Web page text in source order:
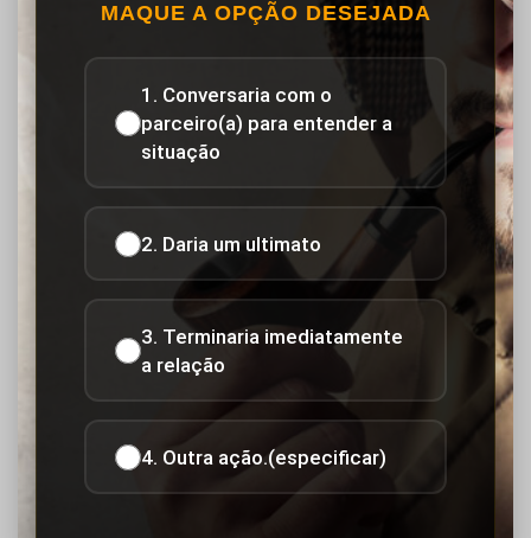
MAQUE A OPÇÃO DESEJADA
1. Conversaria com o
parceiro(a) para entender a
situação
2. Daria um ultimato
3. Terminaria imediatamente
a relação
4. Outra ação.(especificar)